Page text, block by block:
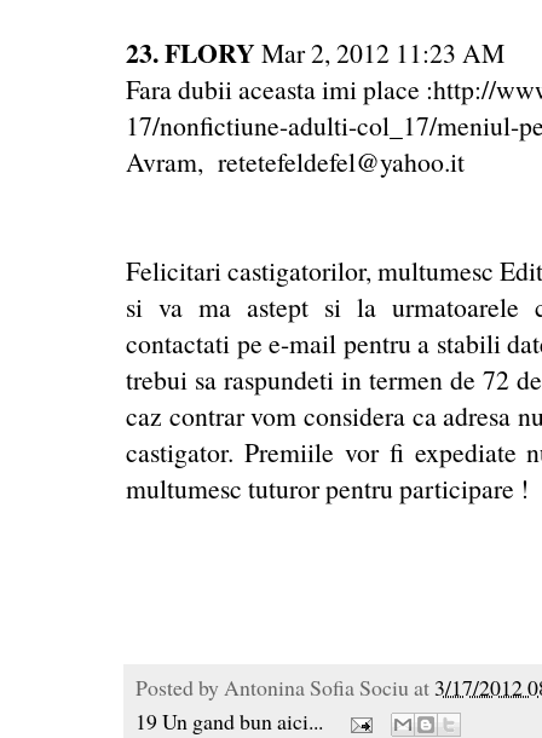
23. FLORYMar 2, 2012 11:23 AM
Fara dubii aceasta imi place :http://
17/nonfictiune-adulti-col_17/meniul-
Avram, retetefeldefel@yahoo.it
Felicitari castigatorilor, multumesc
si va ma astept si la
contactati pe e-mail pentru a stabili
trebui sa raspundeti in termen de 72
caz contrar vom considera ca adresa
castigator. Premiile vor fi expediate
multumesc tuturor pentru participare !
Posted by Antonina Sofia Sociu at 3/17/2012
19 Un gand bun aici...